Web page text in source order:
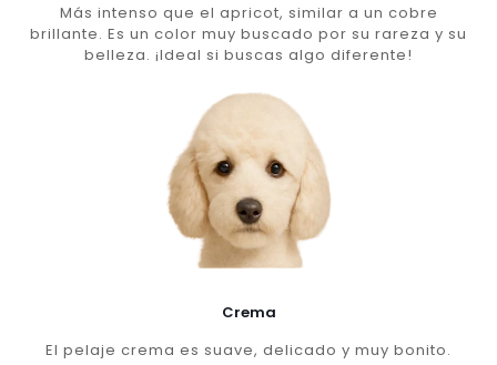
Más intenso que el apricot, similar a un cobre
brillante. Es un color muy buscado por su rareza y su
belleza. ¡Ideal si buscas algo diferente!
Crema
El pelaje crema es suave, delicado y muy bonito.